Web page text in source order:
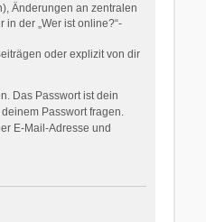
Änderungen an zentralen
der „Wer ist online?“-
oder explizit von dir
Das Passwort ist dein
Passwort fragen.
E-Mail-Adresse und